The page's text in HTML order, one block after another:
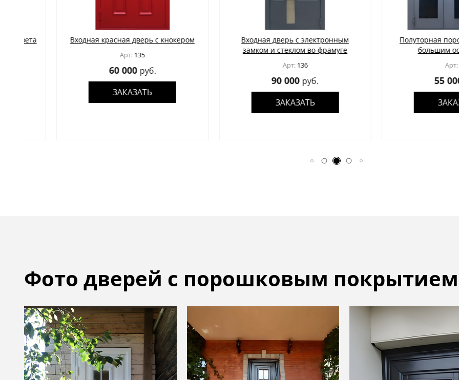
Входная красная дверь с кнокером
руб.
ЗАКАЗАТЬ
Входная дверь с электронным
замком и стеклом во фрамуге
руб.
ЗАКАЗАТЬ
Полуторная порошковая
большим
руб.
ЗАКАЗАТЬ
Фото дверей с порошковым покрытием